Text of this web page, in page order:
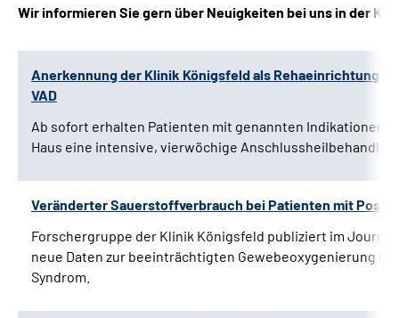
Leichte Sprache
Gebärdensprache
Wir informieren Sie gern über Neuigkeiten bei uns in der
Anerkennung der Klinik Königsfeld als Rehaeinrichtung
VAD
Ab sofort erhalten Patienten mit genannten Indikationen
Haus eine intensive, vierwöchige
Veränderter Sauerstoffverbrauch bei Patienten mit Post-
Forschergruppe der Klinik Königsfeld publiziert im Journal
neue Daten zur beeinträchtigten Gewebeoxygenierung
Syndrom.